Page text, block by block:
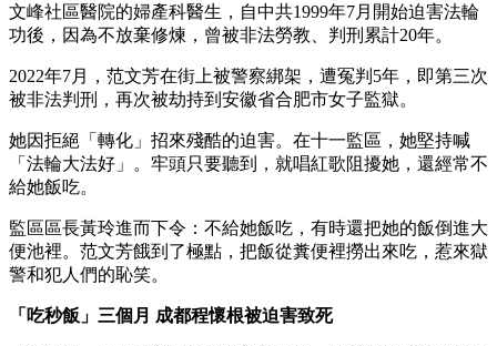
文峰社區醫院的婦產科醫生，自中共1999年7月開始迫害法輪
功後，因為不放棄修煉，曾被非法勞教、判刑累計20年。
2022年7月，范文芳在街上被警察綁架，遭冤判5年，即第三次
被非法判刑，再次被劫持到安徽省合肥市女子監獄。
她因拒絕「轉化」招來殘酷的迫害。在十一監區，她堅持喊
「法輪大法好」。牢頭只要聽到，就唱紅歌阻擾她，還經常不
給她飯吃。
監區區長黃玲進而下令：不給她飯吃，有時還把她的飯倒進大
便池裡。范文芳餓到了極點，把飯從糞便裡撈出來吃，惹來獄
警和犯人們的恥笑。
「吃秒飯」三個月 成都程懷根被迫害致死